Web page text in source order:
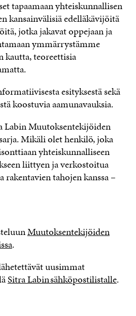
tapaamaan yhteiskunnallisen
kansainvälisiä edelläkävijöitä
jotka jakavat oppejaan ja
ymmärrystämme
kautta, teoreettisia
esityksestä sekä
koostuvia aamunavauksia.
Muutoksentekijöiden
Mikäli olet henkilö, joka
yhteiskunnalliseen
liittyen ja verkostoitua
tahojen kanssa –
Muutoksentekijöiden
.
uusimmat
Sitra Labin sähköpostilistalle.